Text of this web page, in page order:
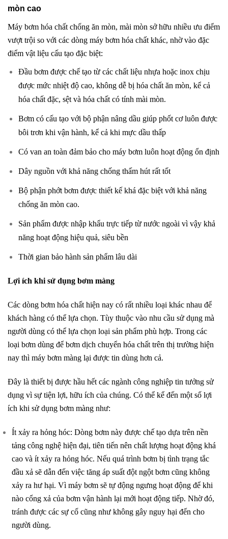
mòn cao
Máy bơm hóa chất chống ăn mòn, mài mòn sở hữu nhiều ưu điểm
vượt trội so với các dòng máy bơm hóa chất khác, nhờ vào đặc
điểm vật liệu cấu tạo đặc biệt:
Đầu bơm được chế tạo từ các chất liệu nhựa hoặc inox chịu
được mức nhiệt độ cao, không dễ bị hóa chất ăn mòn, kể cả
hóa chất đặc, sệt và hóa chất có tính mài mòn.
Bơm có cấu tạo với bộ phận nâng dầu giúp phốt cơ luôn được
bôi trơn khi vận hành, kể cả khi mực dầu thấp
Có van an toàn đảm bảo cho máy bơm luôn hoạt động ổn định
Dây nguồn với khả năng chống thấm hút rất tốt
Bộ phận phớt bơm được thiết kế khá đặc biệt với khả năng
chống ăn mòn cao.
Sản phẩm được nhập khẩu trực tiếp từ nước ngoài vì vậy khả
năng hoạt động hiệu quả, siêu bền
Thời gian bảo hành sản phẩm lâu dài
Lợi ích khi sử dụng bơm màng
Các dòng bơm hóa chất hiện nay có rất nhiều loại khác nhau để
khách hàng có thể lựa chọn. Tùy thuộc vào nhu cầu sử dụng mà
người dùng có thể lựa chọn loại sản phẩm phù hợp. Trong các
loại bơm dùng để bơm dịch chuyển hóa chất trên thị trường hiện
nay thì máy bơm màng lại được tin dùng hơn cả.
Đây là thiết bị được hầu hết các ngành công nghiệp tin tưởng sử
dụng vì sự tiện lợi, hữu ích của chúng. Có thể kể đến một số lợi
ích khi sử dụng bơm màng như:
Ít xảy ra hỏng hóc: Dòng bơm này được chế tạo dựa trên nền
tảng công nghệ hiện đại, tiên tiến nên chất lượng hoạt động khá
cao và ít xảy ra hỏng hóc. Nếu quá trình bơm bị tình trạng tắc
đầu xả sẽ dẫn đến việc tăng áp suất đột ngột bơm cũng không
xảy ra hư hại. Vì máy bơm sẽ tự động ngưng hoạt động để khi
nào cổng xả của bơm vận hành lại mới hoạt động tiếp. Nhờ đó,
tránh được các sự cố cũng như không gây nguy hại đến cho
người dùng.